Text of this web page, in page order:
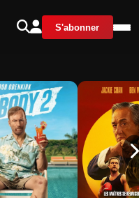
S'abonner